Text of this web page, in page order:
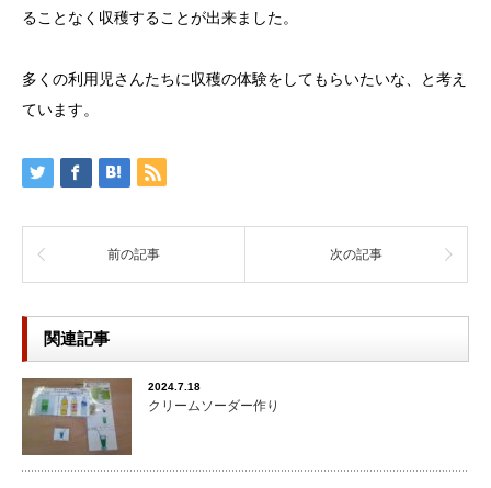
ることなく収穫することが出来ました。
多くの利用児さんたちに収穫の体験をしてもらいたいな、と考え
ています。
前の記事 次の記事
関連記事
2024.7.18
クリームソーダー作り